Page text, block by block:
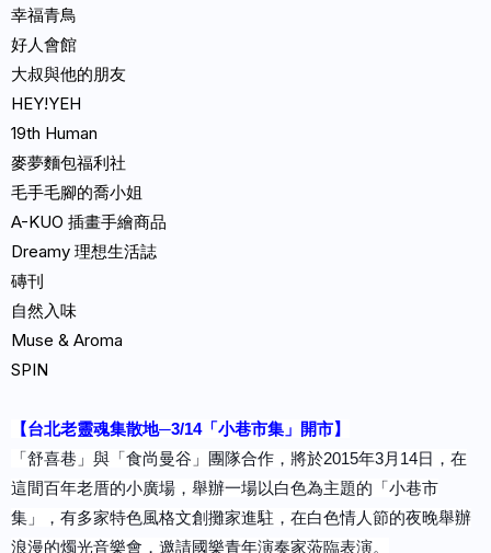
幸福青鳥
好人會館
大叔與他的朋友
HEY!YEH
19th Human
麥夢麵包福利社
毛手毛腳的喬小姐
A-KUO 插畫手繪商品
Dreamy 理想生活誌
磚刊
自然入味
Muse & Aroma
SPIN
【台北老靈魂集散地─3/14「小巷市集」開市】
「舒喜巷」與「食尚曼谷」團隊合作，將於2015年3月14日，在
這間百年老厝的小廣場，舉辦一場以白色為主題的「小巷市
集」，有多家特色風格文創攤家進駐，在白色情人節的夜晚舉辦
浪漫的燭光音樂會，邀請國樂青年演奏家蒞臨表演。